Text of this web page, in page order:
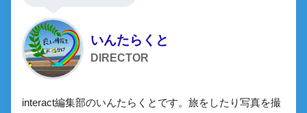
いんたらくと
DIRECTOR
interact編集部のいんたらくとです。旅をしたり写真を撮